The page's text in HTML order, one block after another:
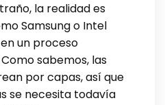
la realidad es
Samsung o Intel
un proceso
sabemos, las
por capas, así que
se necesita todavía